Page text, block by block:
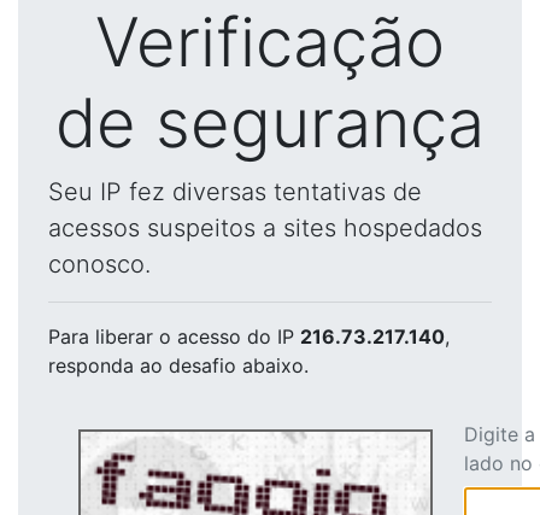
Verificação
de segurança
Seu IP fez diversas tentativas de
acessos suspeitos a sites hospedados
conosco.
Para liberar o acesso do IP 216.73.217.140,
responda ao desafio abaixo.
Digite
lado no